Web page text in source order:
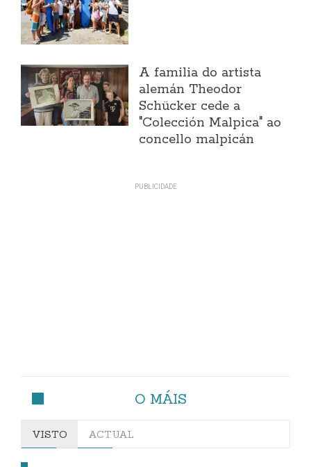
A familia do artista
alemán Theodor
Schücker cede a
"Colección Malpica" ao
concello malpicán
O MÁIS
VISTO ACTUAL